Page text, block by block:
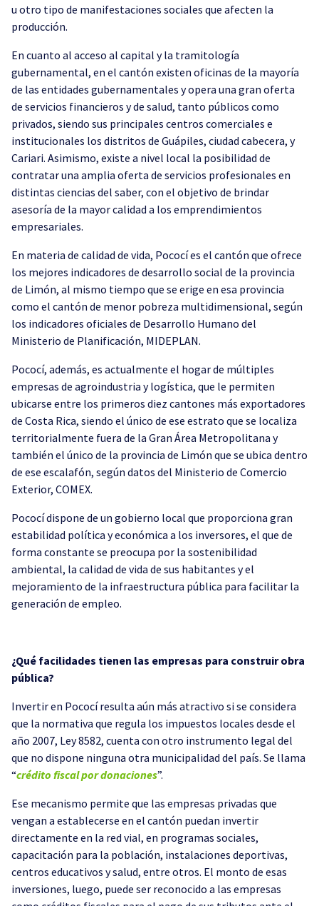
u otro tipo de manifestaciones sociales que afecten la
producción.
En cuanto al acceso al capital y la tramitología
gubernamental, en el cantón existen oficinas de la mayoría
de las entidades gubernamentales y opera una gran oferta
de servicios financieros y de salud, tanto públicos como
privados, siendo sus principales centros comerciales e
institucionales los distritos de Guápiles, ciudad cabecera, y
Cariari. Asimismo, existe a nivel local la posibilidad de
contratar una amplia oferta de servicios profesionales en
distintas ciencias del saber, con el objetivo de brindar
asesoría de la mayor calidad a los emprendimientos
empresariales.
En materia de calidad de vida, Pococí es el cantón que ofrece
los mejores indicadores de desarrollo social de la provincia
de Limón, al mismo tiempo que se erige en esa provincia
como el cantón de menor pobreza multidimensional, según
los indicadores oficiales de Desarrollo Humano del
Ministerio de Planificación, MIDEPLAN.
Pococí, además, es actualmente el hogar de múltiples
empresas de agroindustria y logística, que le permiten
ubicarse entre los primeros diez cantones más exportadores
de Costa Rica, siendo el único de ese estrato que se localiza
territorialmente fuera de la Gran Área Metropolitana y
también el único de la provincia de Limón que se ubica dentro
de ese escalafón, según datos del Ministerio de Comercio
Exterior, COMEX.
Pococí dispone de un gobierno local que proporciona gran
estabilidad política y económica a los inversores, el que de
forma constante se preocupa por la sostenibilidad
ambiental, la calidad de vida de sus habitantes y el
mejoramiento de la infraestructura pública para facilitar la
generación de empleo.
¿Qué facilidades tienen las empresas para construir obra
pública?
Invertir en Pococí resulta aún más atractivo si se considera
que la normativa que regula los impuestos locales desde el
año 2007, Ley 8582, cuenta con otro instrumento legal del
que no dispone ninguna otra municipalidad del país. Se llama
“crédito fiscal por donaciones”.
Ese mecanismo permite que las empresas privadas que
vengan a establecerse en el cantón puedan invertir
directamente en la red vial, en programas sociales,
capacitación para la población, instalaciones deportivas,
centros educativos y salud, entre otros. El monto de esas
inversiones, luego, puede ser reconocido a las empresas